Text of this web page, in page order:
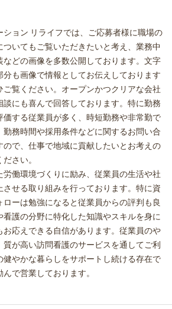
ョン リライフでは、ご応募者様に職場の
いてもご覧いただきたいと考え、業務中
どの画像を多数公開しております。文字
も画像で情報としてお伝えしております
覧ください。オープンかつクリアな会社
にも喜んで回答しております。特に勤務
する従業員が多く、時短勤務や非常勤で
務時間や採用条件などに関するお問い合
で、仕事で地域に貢献したいとお考えの
さい。
働環境づくりに励み、従業員の生活や社
せる取り組みを行っております。特に資
ーは勉強になると従業員からの評判も良
看護の分野に特化した知識やスキルを身に
応えできる自信があります。従業員のや
が高い訪問看護のサービスを通してご利
やかな暮らしをサポートし続ける存在で
で営業しております。